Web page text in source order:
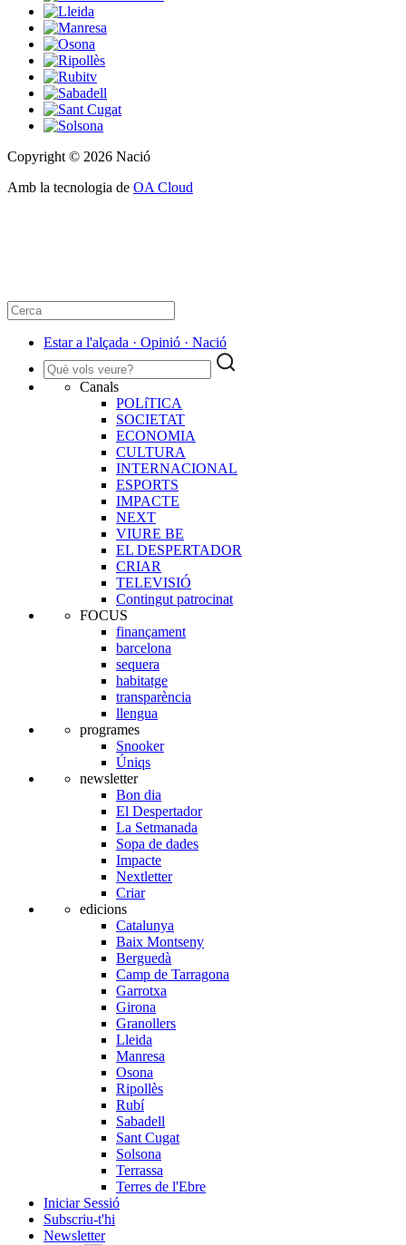
Copyright © 2026 Nació
Amb la tecnologia de OA Cloud
Estar a l'alçada · Opinió · Nació
Canals
POLíTICA
SOCIETAT
ECONOMIA
CULTURA
INTERNACIONAL
ESPORTS
IMPACTE
NEXT
VIURE BE
EL DESPERTADOR
CRIAR
TELEVISIÓ
Contingut patrocinat
FOCUS
finançament
barcelona
sequera
habitatge
transparència
llengua
programes
Snooker
Úniqs
newsletter
Bon dia
El Despertador
La Setmanada
Sopa de dades
Impacte
Nextletter
Criar
edicions
Catalunya
Baix Montseny
Berguedà
Camp de Tarragona
Garrotxa
Girona
Granollers
Lleida
Manresa
Osona
Ripollès
Rubí
Sabadell
Sant Cugat
Solsona
Terrassa
Terres de l'Ebre
Iniciar Sessió
Subscriu-t'hi
Newsletter